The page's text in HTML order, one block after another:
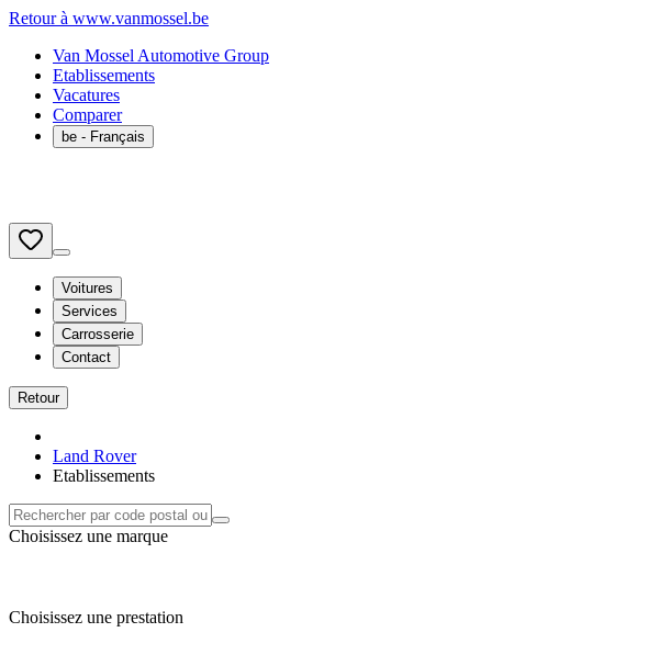
Retour à www.vanmossel.be
Van Mossel Automotive Group
Etablissements
Vacatures
Comparer
be - Français
Voitures
Services
Carrosserie
Contact
Retour
Land Rover
Etablissements
Choisissez une marque
Choisissez une prestation